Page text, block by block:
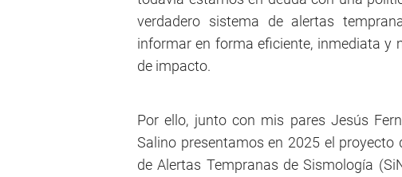
verdadero sistema de alertas
informar en forma eficiente, inmediata y
de impacto.
Por ello, junto con mis pares Jesús
Salino presentamos en 2025 el
de Alertas Tempranas de Sismología